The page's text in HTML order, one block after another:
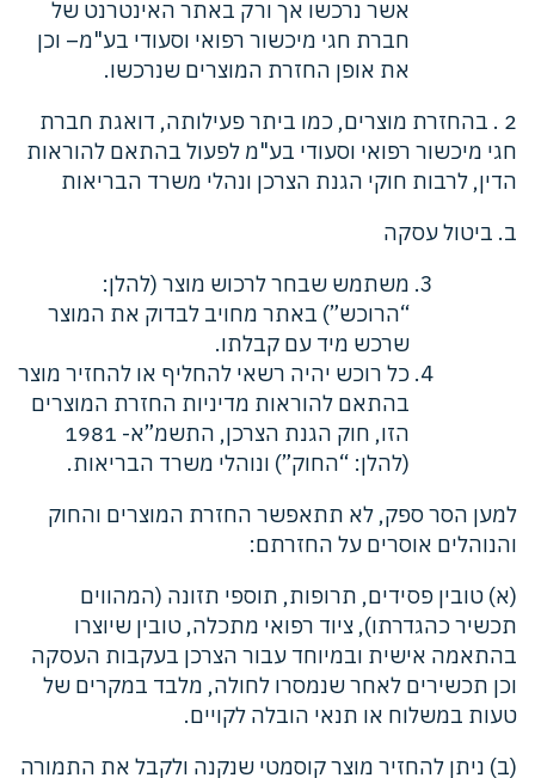
אשר נרכשו אך ורק באתר האינטרנט של
חברת חגי מיכשור רפואי וסעודי בע"מ– וכן
את אופן החזרת המוצרים שנרכשו.
2 . בהחזרת מוצרים, כמו ביתר פעילותה, דואגת חברת
חגי מיכשור רפואי וסעודי בע"מ לפעול בהתאם להוראות
הדין, לרבות חוקי הגנת הצרכן ונהלי משרד הבריאות
ב. ביטול עסקה
משתמש שבחר לרכוש מוצר (להלן:
“הרוכש”) באתר מחויב לבדוק את המוצר
שרכש מיד עם קבלתו.
כל רוכש יהיה רשאי להחליף או להחזיר מוצר
בהתאם להוראות מדיניות החזרת המוצרים
הזו, חוק הגנת הצרכן, התשמ”א- 1981
(להלן: “החוק”) ונוהלי משרד הבריאות.
למען הסר ספק, לא תתאפשר החזרת המוצרים והחוק
והנוהלים אוסרים על החזרתם:
(א) טובין פסידים, תרופות, תוספי תזונה (המהווים
תכשיר כהגדרתו), ציוד רפואי מתכלה, טובין שיוצרו
בהתאמה אישית ובמיוחד עבור הצרכן בעקבות העסקה
וכן תכשירים לאחר שנמסרו לחולה, מלבד במקרים של
טעות במשלוח או תנאי הובלה לקויים.
(ב) ניתן להחזיר מוצר קוסמטי שנקנה ולקבל את התמורה